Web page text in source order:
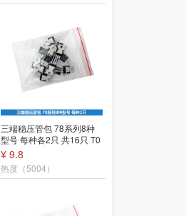
三端稳压管包 78系列8种
型号 每种各2只 共16只 T0
-220封装
¥ 9.8
热度（5004）